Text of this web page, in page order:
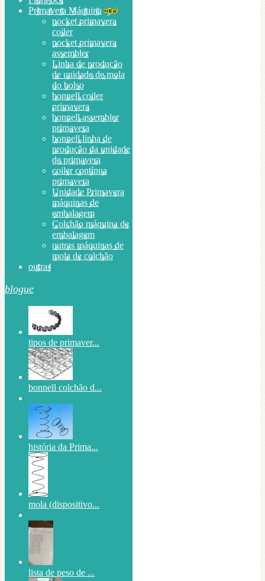
Primavera Máquina
pocket primavera
coiler
pocket primavera
assembler
Linha de produção
de unidade de mola
do bolso
bonnell coiler
primavera
bonnell assembler
primavera
bonnell linha de
produção da unidade
de primavera
coiler contínua
primavera
Unidade Primavera
máquinas de
embalagem
Colchão máquina de
embalagem
outras máquinas de
mola de colchão
outras
blogue
tipos de primaver...
bonnell colchão d...
história da Prima...
mola (dispositivo...
lista de peso de ...